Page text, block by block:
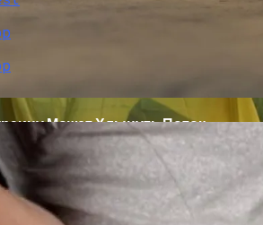
Объяснили Низкий Процент
Может Хлынуть Поток
Авто Из США: В Чем Подвох